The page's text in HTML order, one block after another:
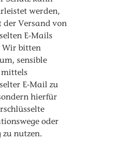
werden,
der Versand von
E-Mails
Wir bitten
sensible
E-Mail zu
hierfür
oder
zu nutzen.